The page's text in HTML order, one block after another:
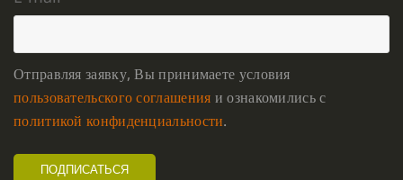
Отправляя заявку, Вы принимаете условия
пользовательского соглашения и ознакомились с
политикой конфиденциальности.